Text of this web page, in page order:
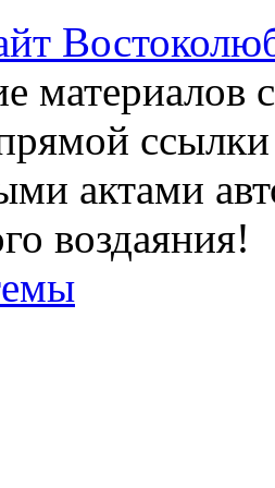
материалов
актами
воздаяния!